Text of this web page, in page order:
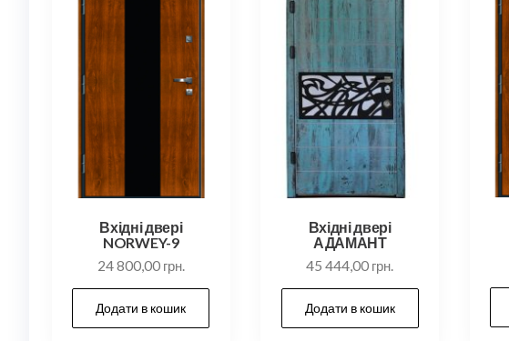
Вхідні двері
NORWEY-9
24 800,00 грн.
Додати в кошик
Вхідні двері
АДАМАНТ
45 444,00 грн.
Додати в кошик